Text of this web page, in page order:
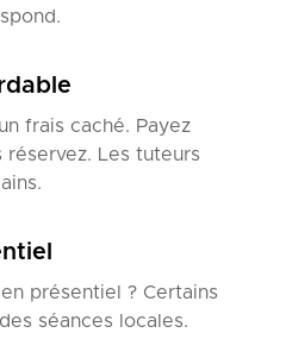
frais caché. Payez
réservez. Les tuteurs
présentiel ? Certains
séances locales.